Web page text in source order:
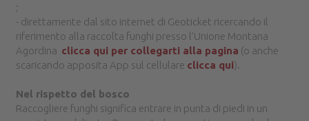
;
- direttamente dal sito internet di Geoticket ricercando il
riferimento alla raccolta funghi presso l’Unione Montana
Agordina clicca qui per collegarti alla pagina (o anche
scaricando apposita App sul cellulare clicca qui).
Nel rispetto del bosco
Raccogliere funghi significa entrare in punta di piedi in un